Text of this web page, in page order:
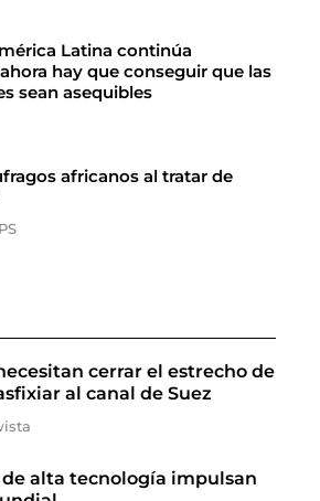
Latina continúa
hay que conseguir que las
sean asequibles
africanos al tratar de
cerrar el estrecho de
al canal de Suez
alta tecnología impulsan